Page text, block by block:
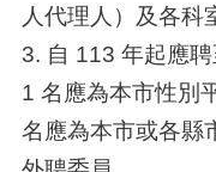
人代理人）及各科
3. 自 113 年起應
1 名應為本市性別
名應為本市或各縣